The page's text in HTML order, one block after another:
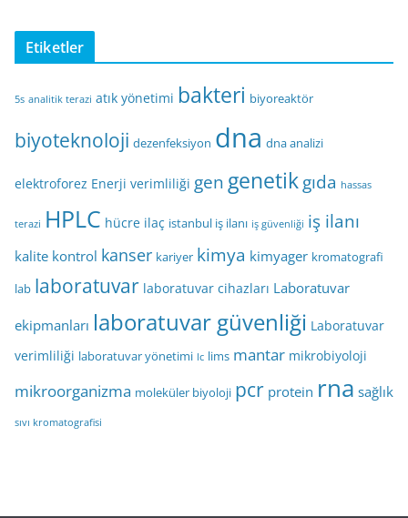
Etiketler
5s analitik terazi atık yönetimi bakteri biyoreaktör
biyoteknoloji dezenfeksiyon dna dna analizi
elektroforez Enerji verimliliği gen genetikgıda hassas
terazi HPLC hücre ilaç istanbul iş ilanı iş güvenliği iş ilanı
kalite kontrol kanser kariyer kimya kimyager kromatografi
lab laboratuvar laboratuvar cihazları Laboratuvar
ekipmanları laboratuvar güvenliği Laboratuvar
verimliliği laboratuvar yönetimi lc lims mantar mikrobiyoloji
mikroorganizma moleküler biyoloji pcr protein rna sağlık
sıvı kromatografisi